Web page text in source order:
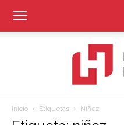
Inicio Etiquetas Niñez